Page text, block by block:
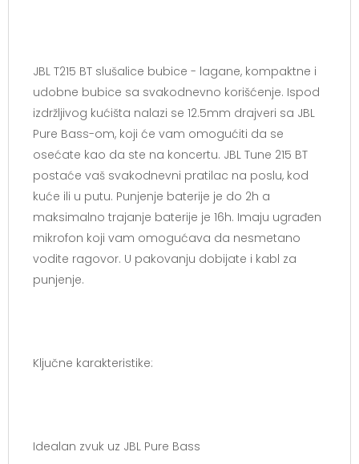
JBL T215 BT slušalice bubice - lagane, kompaktne i
udobne bubice sa svakodnevno korišćenje. Ispod
izdržljivog kućišta nalazi se 12.5mm drajveri sa JBL
Pure Bass-om, koji će vam omogućiti da se
osećate kao da ste na koncertu. JBL Tune 215 BT
postaće vaš svakodnevni pratilac na poslu, kod
kuće ili u putu. Punjenje baterije je do 2h a
maksimalno trajanje baterije je 16h. Imaju ugrađen
mikrofon koji vam omogućava da nesmetano
vodite ragovor. U pakovanju dobijate i kabl za
punjenje.
Ključne karakteristike:
Idealan zvuk uz JBL Pure Bass